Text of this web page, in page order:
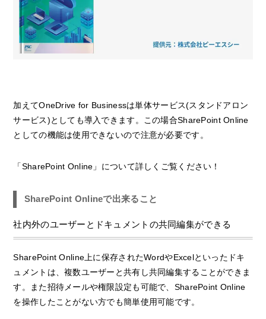
加えてOneDrive for Businessは単体サービス(スタンドアロン
サービス)としても導入できます。この場合SharePoint Online
としての機能は使用できないので注意が必要です。
「SharePoint Online」について詳しくご覧ください！
SharePoint Onlineで出来ること
社内外のユーザーとドキュメントの共同編集ができる
SharePoint Online上に保存されたWordやExcelといったドキ
ュメントは、複数ユーザーと共有し共同編集することができま
す。また招待メールや権限設定も可能で、SharePoint Online
を操作したことがない方でも簡単使用可能です。